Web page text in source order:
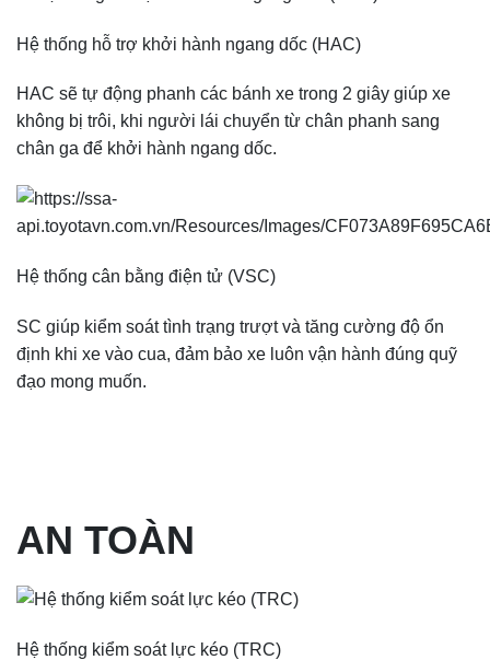
Hệ thống hỗ trợ khởi hành ngang dốc (HAC)
HAC sẽ tự động phanh các bánh xe trong 2 giây giúp xe
không bị trôi, khi người lái chuyển từ chân phanh sang
chân ga để khởi hành ngang dốc.
Hệ thống cân bằng điện tử (VSC)
SC giúp kiểm soát tình trạng trượt và tăng cường độ ổn
định khi xe vào cua, đảm bảo xe luôn vận hành đúng quỹ
đạo mong muốn.
AN TOÀN
Hệ thống kiểm soát lực kéo (TRC)